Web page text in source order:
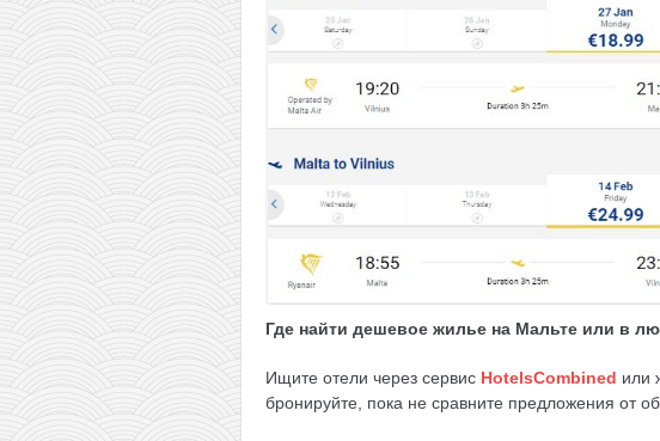
Где найти дешевое жилье на Мальте или в
Ищите отели через сервис HotelsCombined или
бронируйте, пока не сравните предложения от